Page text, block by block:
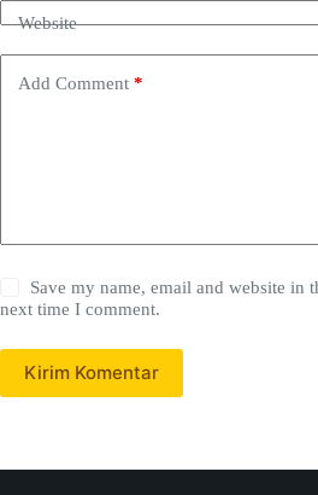
Website
Add Comment *
Save my name, email and website in
next time I comment.
Kirim Komentar